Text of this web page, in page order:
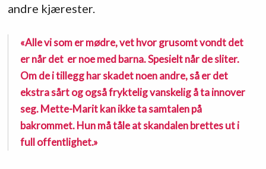
andre kjærester.
«Alle vi som er mødre, vet hvor grusomt vondt det
er når det er noe med barna. Spesielt når de sliter.
Om de i tillegg har skadet noen andre, så er det
ekstra sårt og også fryktelig vanskelig å ta innover
seg. Mette-Marit kan ikke ta samtalen på
bakrommet. Hun må tåle at skandalen brettes ut i
full offentlighet.»